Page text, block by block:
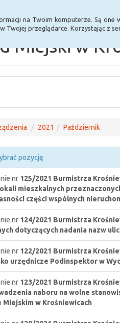
na Twoim komputerze. Są
Twojej przeglądarce. Korzystając z
Miejski w
2021 Październik
pozycję
nr 125/2021 Burmistrza
mieszkalnych
części wspólnych
nr 124/2021 Burmistrza
dotyczących nadania nazw
nr 122/2021 Burmistrza
urzędnicze Podinspektor w
nr 123/2021 Burmistrza
naboru na wolne
Miejskim w Krośniewicach